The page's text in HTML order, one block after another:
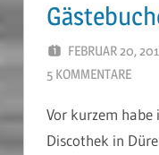
FEBRUAR 20,
5 KOMMENTARE
Vor kurzem habe
Discothek in